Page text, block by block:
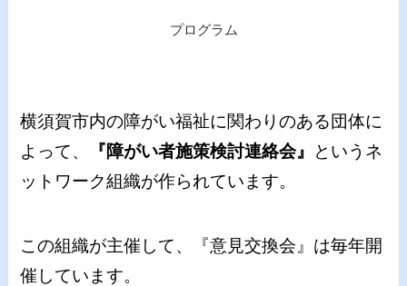
プログラム
横須賀市内の障がい福祉に関わりのある団体に
よって、
『障がい者施策検討連絡会』
というネ
ットワーク組織が作られています。
この組織が主催して、『意見交換会』は毎年開
催しています。